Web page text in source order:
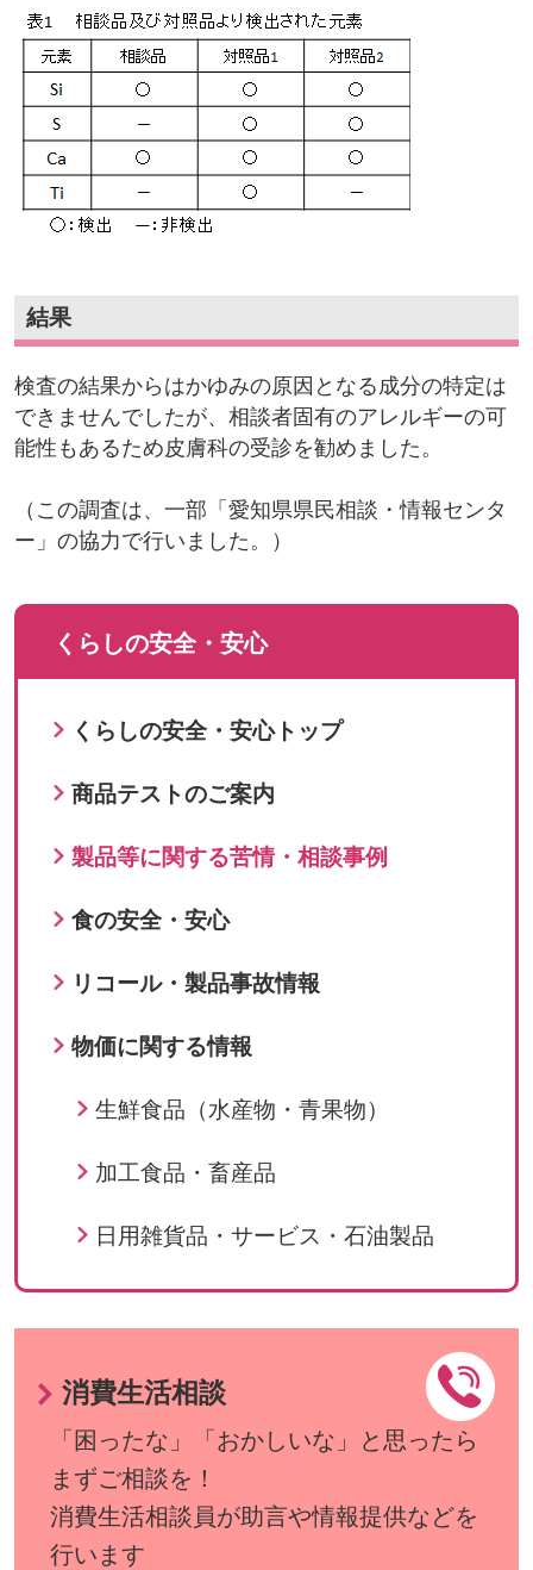
結果
検査の結果からはかゆみの原因となる成分の特定は
できませんでしたが、相談者固有のアレルギーの可
能性もあるため皮膚科の受診を勧めました。
（この調査は、一部「愛知県県民相談・情報センタ
ー」の協力で行いました。）
くらしの安全・安心
くらしの安全・安心トップ
商品テストのご案内
製品等に関する苦情・相談事例
食の安全・安心
リコール・製品事故情報
物価に関する情報
生鮮食品（水産物・青果物）
加工食品・畜産品
日用雑貨品・サービス・石油製品
消費生活相談
「困ったな」「おかしいな」と思ったら
まずご相談を！
消費生活相談員が助言や情報提供などを
行います